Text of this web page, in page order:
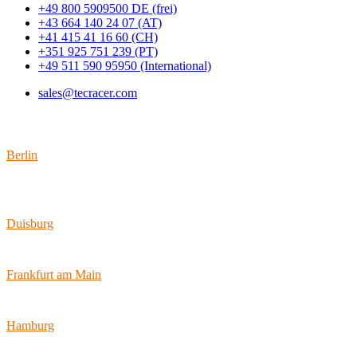
+49 800 5909500 DE (frei)
+43 664 140 24 07 (AT)
+41 415 41 16 60 (CH)
+351 925 751 239 (PT)
+49 511 590 95950 (International)
sales@tecracer.com
Berlin
Duisburg
Frankfurt am Main
Hamburg